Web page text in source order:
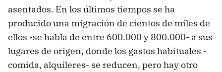
asentados. En los últimos tiempos se ha
producido una migración de cientos de miles de
ellos -se habla de entre 600.000 y 800.000- a sus
lugares de origen, donde los gastos habituales -
comida, alquileres- se reducen, pero hay otro